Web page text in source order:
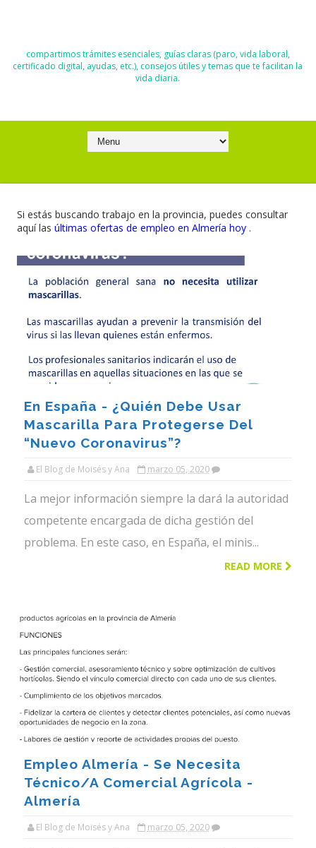
compartimos trámites esenciales, guías claras (paro, vida laboral,
certificado digital, ayudas, etc.), consejos útiles y temas que te facilitan la
vida diaria.
Si estás buscando trabajo en la provincia, puedes consultar
aquí las últimas ofertas de empleo en Almería hoy .
En España - ¿Quién Debe Usar
Mascarilla Para Protegerse Del
“Nuevo Coronavirus”?
El Blog de Moisés y Ana marzo 05, 2020
La mejor información siempre la dará la autoridad
competente encargada de dicha gestión del
problema. En este caso, en España, el minis...
READ MORE
Empleo Almería - Se Necesita
Técnico/a Comercial Agrícola -
Almería
El Blog de Moisés y Ana marzo 05, 2020